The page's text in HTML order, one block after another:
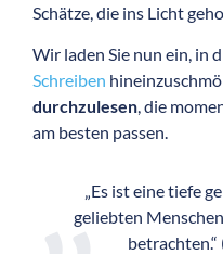
Schätze, die ins Licht
Wir laden Sie nun ein, in
Schreiben
durchzulesen, die
am besten passen.
„Es ist eine tiefe
geliebten